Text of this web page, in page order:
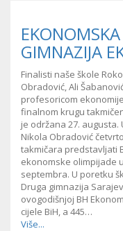
GIMNAZIJA
Finalisti naše škole
Obradović, Ali
profesoricom
finalnom krugu
je održana 27. augusta.
Nikola Obradović
takmičara predstavljati
ekonomske olimpijade
septembra. U poretku
Druga gimnazija
ovogodišnjoj BH
cijele BiH, a 445…
Više...